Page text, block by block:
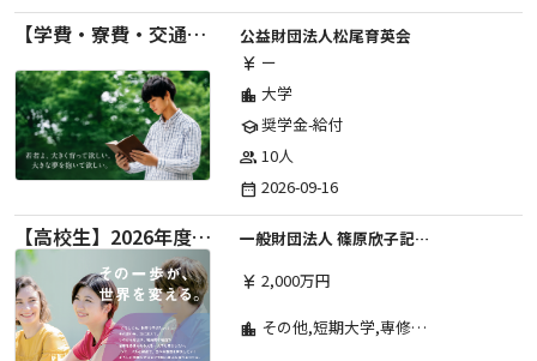
【学費・寮費・交通費給付】2027年度第71期育英生募集
公益財団法人松尾育英会
currency_yen ー
location_city 大学
school奨学金-給付
group 10人
date_range 2026-09-16
【高校生】2026年度 しのはら財団 アメリカ・イギリス・カナダ英語留学奨学金
一般財団法人 篠原欣子記念財団 (海外留学奨学金グループ)
currency_yen 2,000万円
location_city その他,短期大学,専修学校,高等専門学校,高等学校,大学院,大学